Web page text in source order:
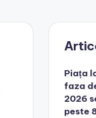
Piața
faza
2026
peste